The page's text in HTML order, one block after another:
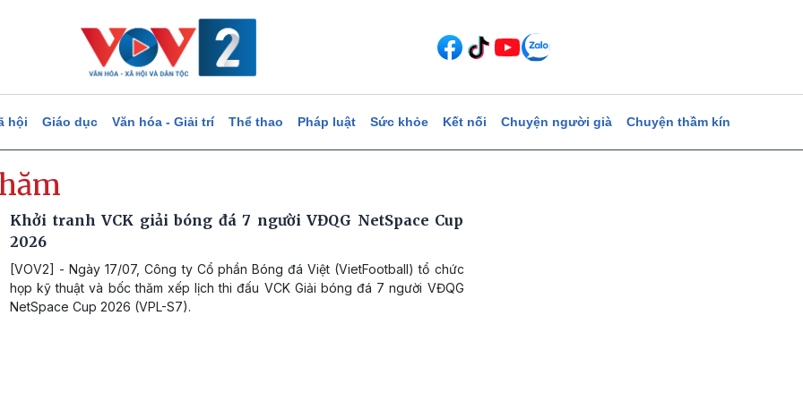
hội Giáo dục Văn hóa - Giải trí Thể thao Pháp luật Sức khỏe Kết nối Chuyện người già Chuyện thầm kín
Khởi tranh VCK giải bóng đá 7 người VĐQG NetSpace Cup
2026
[VOV2] - Ngày 17/07, Công ty Cổ phần Bóng đá Việt (VietFootball) tổ chức
họp kỹ thuật và bốc thăm xếp lịch thi đấu VCK Giải bóng đá 7 người VĐQG
NetSpace Cup 2026 (VPL-S7).